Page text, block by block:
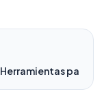
Herramientas para